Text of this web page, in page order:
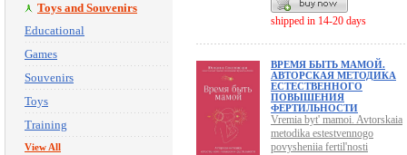
Toys and Souvenirs
Educational
Games
Souvenirs
Toys
Training
View All
shipped in 14-20 days
ВРЕМЯ БЫТЬ МАМОЙ.
АВТОРСКАЯ МЕТОДИКА
ЕСТЕСТВЕННОГО
ПОВЫШЕНИЯ
ФЕРТИЛЬНОСТИ
Vremia byt' mamoi. Avtorskaia
metodika estestvennogo
povysheniia fertil'nosti